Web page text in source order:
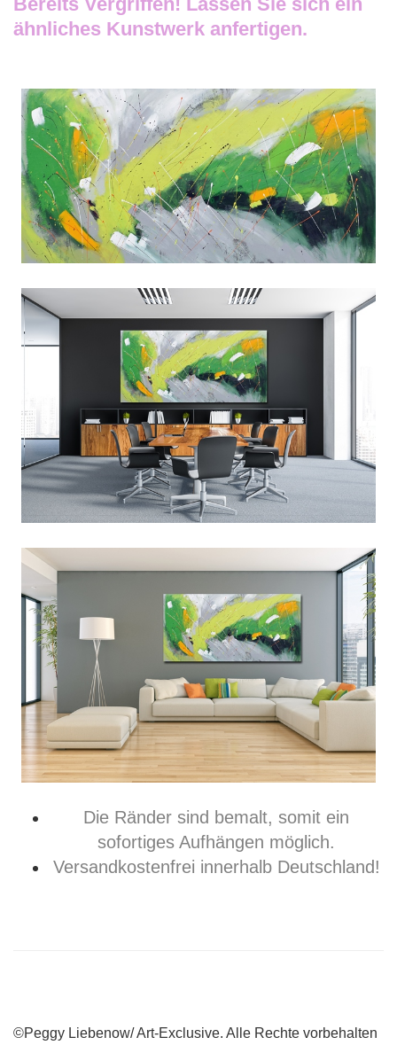
ähnliches Kunstwerk anfertigen.
Die Ränder sind bemalt, somit ein
sofortiges Aufhängen möglich.
Versandkostenfrei innerhalb Deutschland!
©Peggy Liebenow/ Art-Exclusive. Alle Rechte vorbehalten